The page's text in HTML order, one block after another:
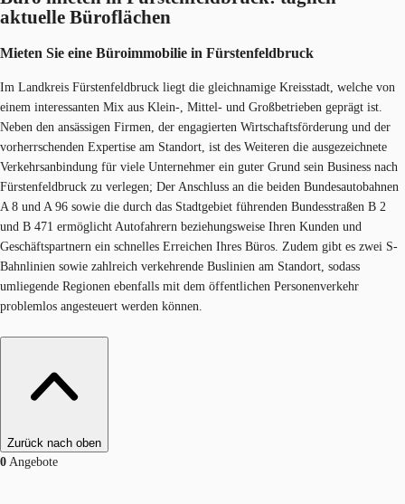
aktuelle Büroflächen
Mieten Sie eine Büroimmobilie in Fürste​nfeldbruck
Im Landkreis Fürstenfeldbruck liegt die gleichnamige Kreisstadt, welche von
einem interessanten Mix aus Klein-, Mittel- und Großbetrieben geprägt ist.
Neben den ansässigen Firmen, der engagierten Wirtschaftsförderung und der
vorherrschenden Expertise am Standort, ist des Weiteren die ausgezeichnete
Verkehrsanbindung für viele Unternehmer ein guter Grund sein Business nach
Fürstenfeldbruck zu verlegen; Der Anschluss an die beiden Bundesautobahnen
A 8 und A 96 sowie die durch das Stadtgebiet führenden Bundesstraßen B 2
und B 471 ermöglicht Autofahrern beziehungsweise Ihren Kunden und
Geschäftspartnern ein schnelles Erreichen Ihres Büros. Zudem gibt es zwei S-
Bahnlinien sowie zahlreich verkehrende Buslinien am Standort, sodass
umliegende Regionen ebenfalls mit dem öffentlichen Personenverkehr
problemlos angesteuert werden können.​
Zurück nach oben
0 Angebote